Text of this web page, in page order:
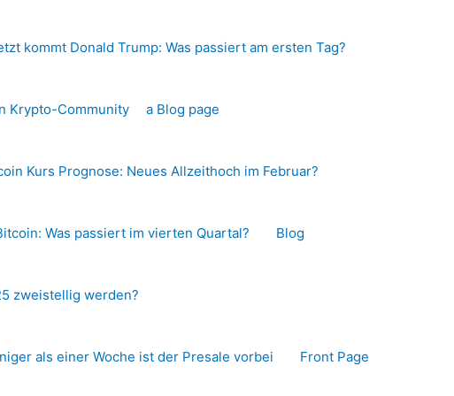
kommt Donald Trump: Was passiert am ersten Tag?
Krypto-Community a Blog page
Kurs Prognose: Neues Allzeithoch im Februar?
Was passiert im vierten Quartal? Blog
zweistellig werden?
als einer Woche ist der Presale vorbei Front Page